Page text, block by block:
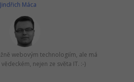
Jindřich Máca
webovým technologiím, ale má
nejen ze světa IT. :-)